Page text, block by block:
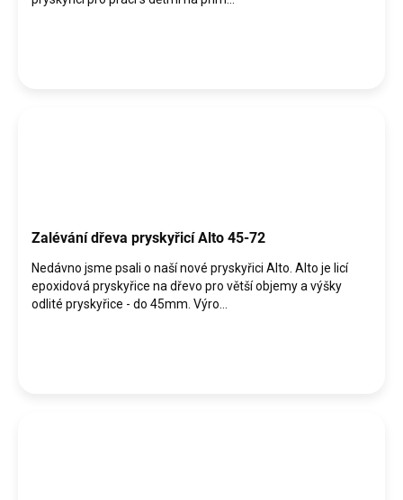
Zalévání dřeva pryskyřicí Alto 45-72
Nedávno jsme psali o naší nové pryskyřici Alto. Alto je licí
epoxidová pryskyřice na dřevo pro větší objemy a výšky
odlité pryskyřice - do 45mm. Výro...